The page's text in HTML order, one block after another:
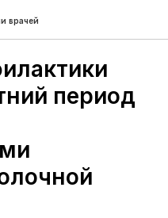
врачей
период